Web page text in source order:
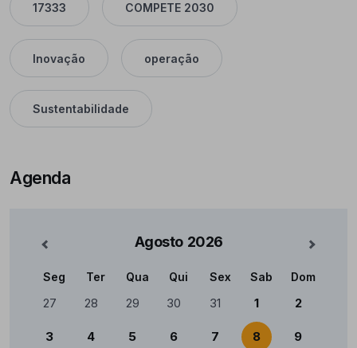
17333 COMPETE 2030
Inovação operação
Sustentabilidade
Agenda
Agosto 2026 Mês
Calendário
Seg Ter Qua Qui Sex Sab Dom
27 28 29 30 31 1 2
3 4 5 6 7 8 9